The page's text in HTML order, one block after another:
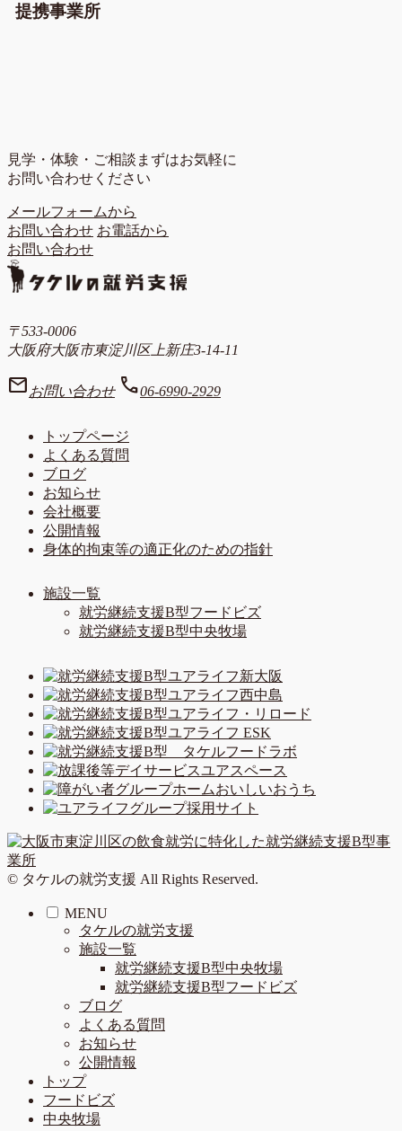
提携事業所
見学・体験・ご相談 まずはお気軽に
お問い合わせください
メールフォームから
お問い合わせ お電話から
お問い合わせ
〒533-0006
大阪府大阪市東淀川区上新庄3-14-11
mail お問い合わせ call06-6990-2929
トップページ
よくある質問
ブログ
お知らせ
会社概要
公開情報
身体的拘束等の適正化のための指針
施設一覧
就労継続支援B型フードビズ
就労継続支援B型中央牧場
© タケルの就労支援 All Rights Reserved.
MENU
タケルの就労支援
施設一覧
就労継続支援B型中央牧場
就労継続支援B型フードビズ
ブログ
よくある質問
お知らせ
公開情報
トップ
フードビズ
中央牧場